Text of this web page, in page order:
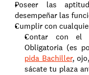
Poseer las
desempeñar las
Cumplir con
Contar con el
Obligatoria (es
pida Bachiller,
sácate tu plaza